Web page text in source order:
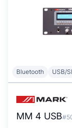
Bluetooth USB/
MM 4 USB